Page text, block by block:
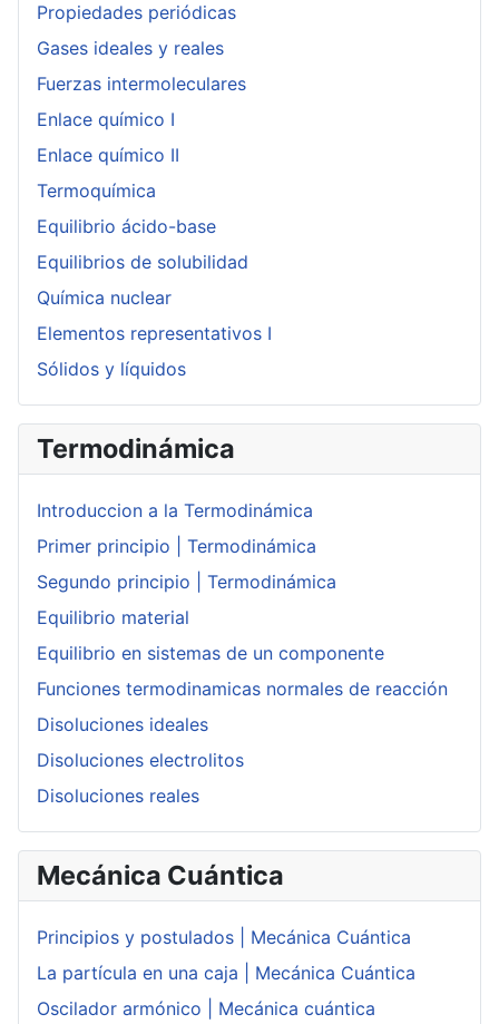
Propiedades periódicas
Gases ideales y reales
Fuerzas intermoleculares
Enlace químico I
Enlace químico II
Termoquímica
Equilibrio ácido-base
Equilibrios de solubilidad
Química nuclear
Elementos representativos I
Sólidos y líquidos
Termodinámica
Introduccion a la Termodinámica
Primer principio | Termodinámica
Segundo principio | Termodinámica
Equilibrio material
Equilibrio en sistemas de un componente
Funciones termodinamicas normales de reacción
Disoluciones ideales
Disoluciones electrolitos
Disoluciones reales
Mecánica Cuántica
Principios y postulados | Mecánica Cuántica
La partícula en una caja | Mecánica Cuántica
Oscilador armónico | Mecánica cuántica